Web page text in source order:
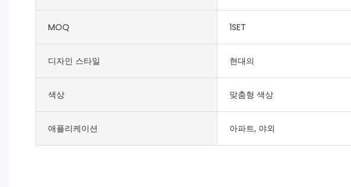
MOQ 1SET
디자인 스타일 현대의
색상 맞춤형 색상
애플리케이션 아파트, 야외